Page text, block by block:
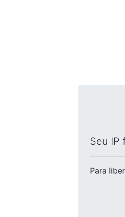
Seu IP
Para